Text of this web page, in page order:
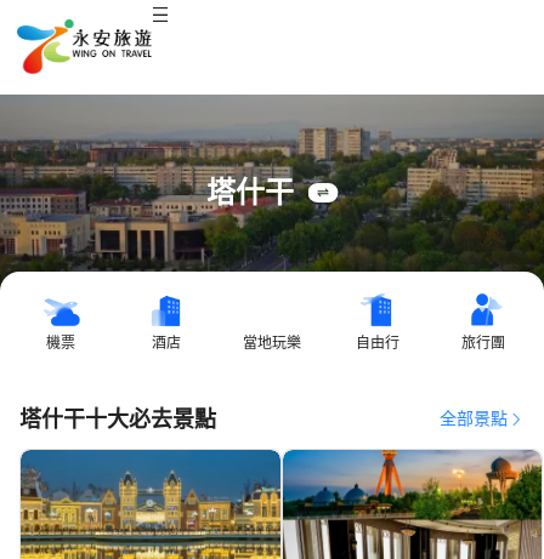
塔什干
機票 酒店 當地玩樂 自由行 旅行團
塔什干十大必去景點 全部景點